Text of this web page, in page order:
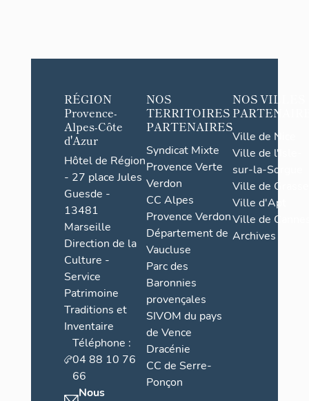
RÉGION
Provence-
Alpes-Côte
d'Azur
Hôtel de Région
- 27 place Jules
Guesde -
13481
Marseille
Direction de la
Culture -
Service
Patrimoine
Traditions et
Inventaire
Téléphone :
04 88 10 76
66
Nous
NOS
TERRITOIRES
PARTENAIRES
Syndicat Mixte
Provence Verte
Verdon
CC Alpes
Provence Verdon
Département de
Vaucluse
Parc des
Baronnies
provençales
SIVOM du pays
de Vence
Dracénie
CC de Serre-
Ponçon
NOS VILLES
Ville de Nice
Ville de l'Isle-
sur-la-Sorgue
Ville de Grasse
Ville d'Apt
Ville de
Archives